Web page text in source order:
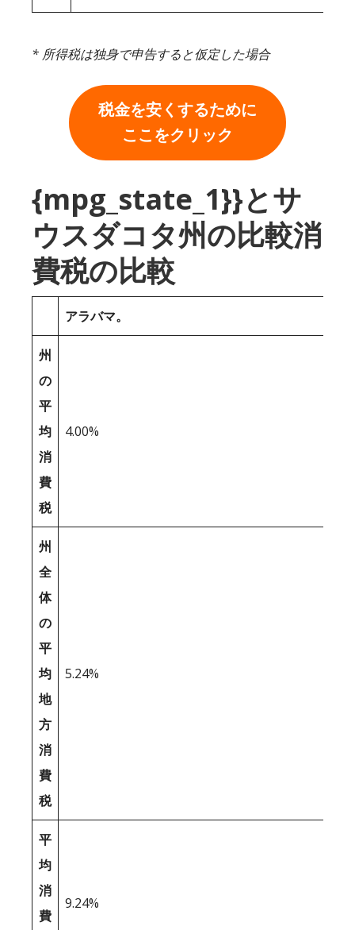
* 所得税は独身で申告すると仮定した場合
税金を安くするために
ここをクリック
{mpg_state_1}}とサ
ウスダコタ州の比較消
費税の比較
アラバマ。
州
の
平
均
消
費
税
4.00%
州
全
体
の
平
均
地
方
消
費
税
5.24%
平
均
消
費
9.24%